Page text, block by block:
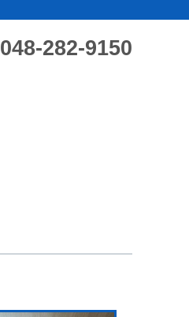
048-282-9150